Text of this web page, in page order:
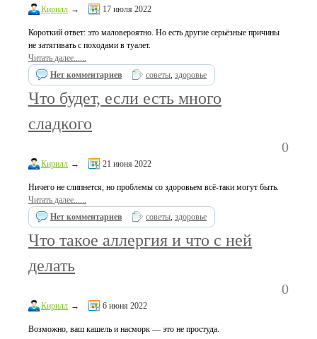
Кирилл → 17 июля 2022
Короткий ответ: это маловероятно. Но есть другие серьёзные причины
не затягивать с походами в туалет.
Читать далее......
Нет комментариев
советы, здоровье
Что будет, если есть много
сладкого
0
Кирилл → 21 июня 2022
Ничего не слипнется, но проблемы со здоровьем всё-таки могут быть.
Читать далее......
Нет комментариев
советы, здоровье
Что такое аллергия и что с ней
делать
0
Кирилл → 6 июня 2022
Возможно, ваш кашель и насморк — это не простуда.